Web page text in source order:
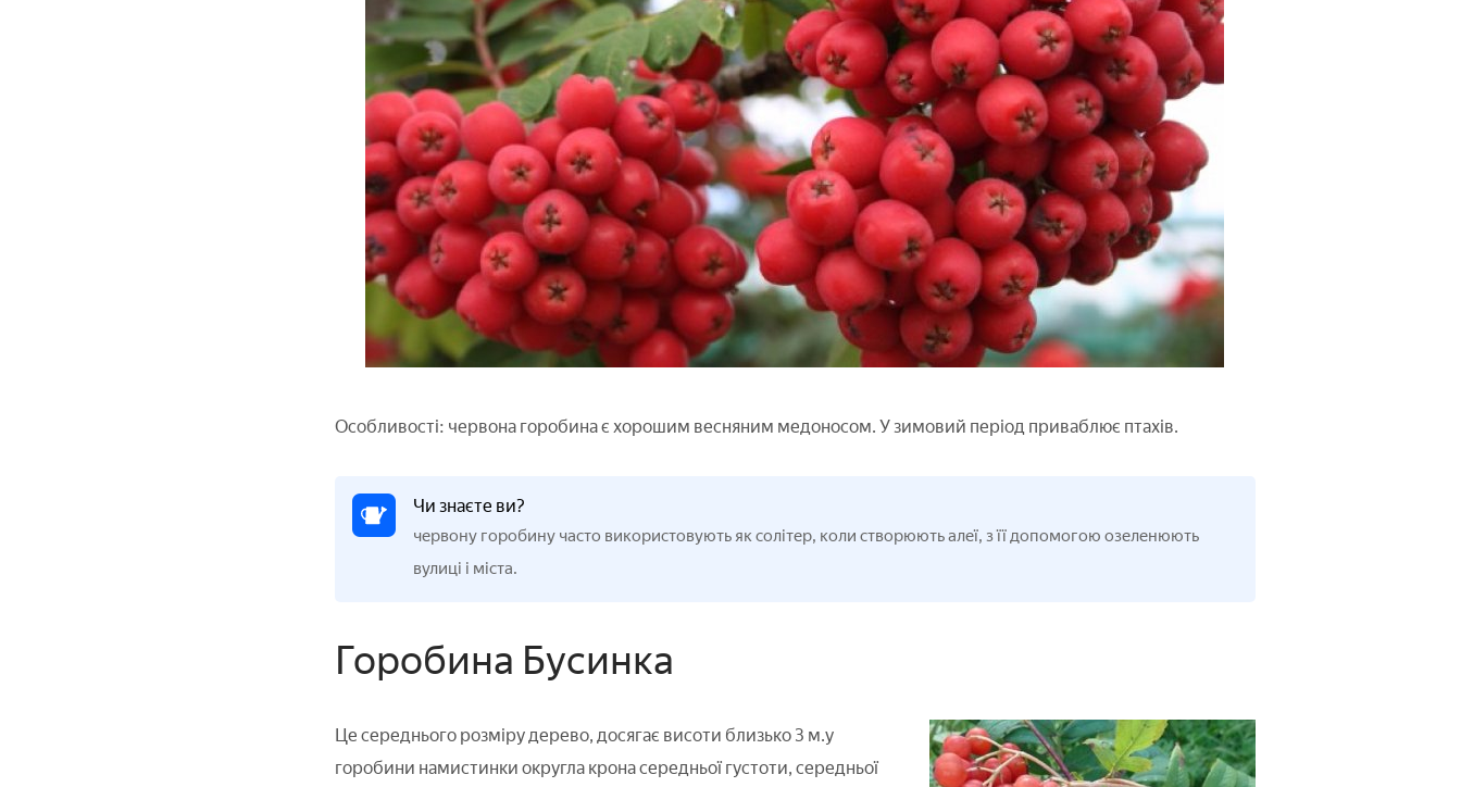
Особливості: червона горобина є хорошим весняним медоносом. У зимовий період приваблює птахів.
Чи знаєте ви?
червону горобину часто використовують як солітер, коли створюють алеї, з її допомогою озеленюють
вулиці і міста.
Горобина Бусинка
Це середнього розміру дерево, досягає висоти близько 3 м.у
горобини намистинки округла крона середньої густоти, середньої